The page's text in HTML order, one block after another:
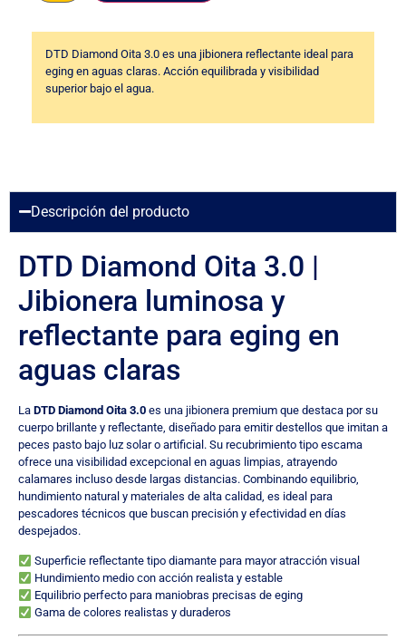
DTD Diamond Oita 3.0 es una jibionera reflectante ideal para
eging en aguas claras. Acción equilibrada y visibilidad
superior bajo el agua.
Descripción del producto
DTD Diamond Oita 3.0 |
Jibionera luminosa y
reflectante para eging en
aguas claras
La DTD Diamond Oita 3.0 es una jibionera premium que destaca por su
cuerpo brillante y reflectante, diseñado para emitir destellos que imitan a
peces pasto bajo luz solar o artificial. Su recubrimiento tipo escama
ofrece una visibilidad excepcional en aguas limpias, atrayendo
calamares incluso desde largas distancias. Combinando equilibrio,
hundimiento natural y materiales de alta calidad, es ideal para
pescadores técnicos que buscan precisión y efectividad en días
despejados.
Superficie reflectante tipo diamante para mayor atracción visual
Hundimiento medio con acción realista y estable
Equilibrio perfecto para maniobras precisas de eging
Gama de colores realistas y duraderos